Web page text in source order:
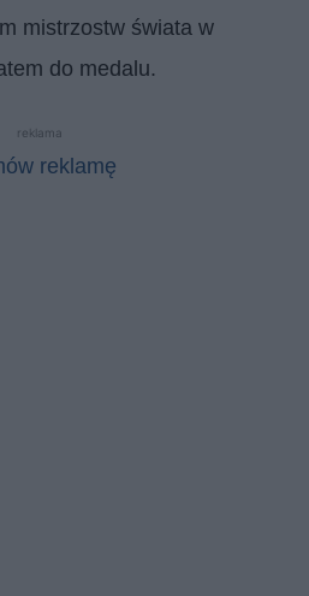
mistrzostw świata w
do medalu.
reklama
reklamę